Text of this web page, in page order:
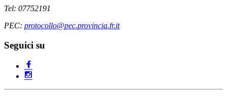
Tel: 07752191
PEC: protocollo@pec.provincia.fr.it
Seguici su